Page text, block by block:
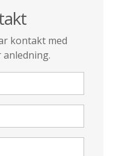
kontakt med